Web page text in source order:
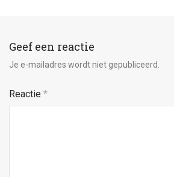
Geef een reactie
Je e-mailadres wordt niet gepubliceerd.
Reactie *